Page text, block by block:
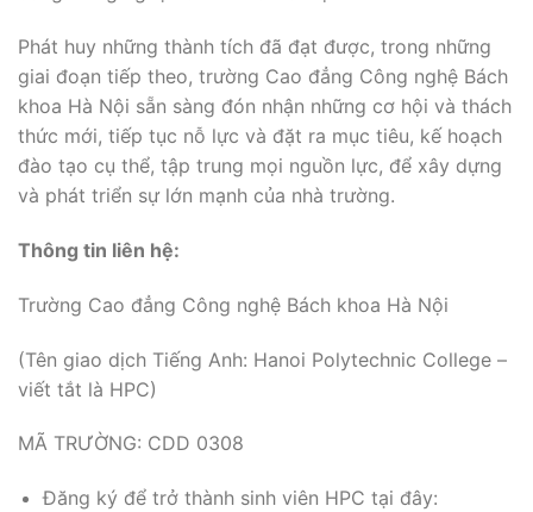
Phát huy những thành tích đã đạt được, trong những
giai đoạn tiếp theo, trường Cao đẳng Công nghệ Bách
khoa Hà Nội sẵn sàng đón nhận những cơ hội và thách
thức mới, tiếp tục nỗ lực và đặt ra mục tiêu, kế hoạch
đào tạo cụ thể, tập trung mọi nguồn lực, để xây dựng
và phát triển sự lớn mạnh của nhà trường.
Thông tin liên hệ:
Trường Cao đẳng Công nghệ Bách khoa Hà Nội
(Tên giao dịch Tiếng Anh: Hanoi Polytechnic College –
viết tắt là HPC)
MÃ TRƯỜNG: CDD 0308
Đăng ký để trở thành sinh viên HPC tại đây: